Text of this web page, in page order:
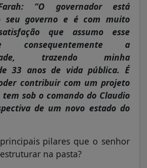
“O governador está
seu governo e é com muito
que assumo esse
a
trazendo minha
33 anos de vida pública. É
contribuir com um projeto
sob o comando do Claudio
de um novo estado do
pilares que o senhor
na pasta?